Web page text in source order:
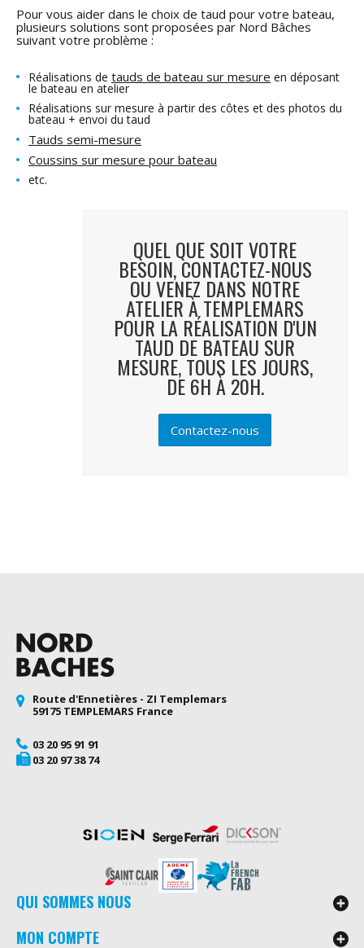
Pour vous aider dans le choix de taud pour votre bateau,
plusieurs solutions sont proposées par Nord Bâches
suivant votre problème :
Réalisations de tauds de bateau sur mesure en déposant
le bateau en atelier
Réalisations sur mesure à partir des côtes et des photos du
bateau + envoi du taud
Tauds semi-mesure
Coussins sur mesure pour bateau
etc.
QUEL QUE SOIT VOTRE
BESOIN, CONTACTEZ-NOUS
OU VENEZ DANS NOTRE
ATELIER À TEMPLEMARS
POUR LA RÉALISATION D'UN
TAUD DE BATEAU SUR
MESURE, TOUS LES JOURS,
DE 6H À 20H.
Contactez-nous
Route d'Ennetières - ZI Templemars
59175 TEMPLEMARS France
03 20 95 91 91
03 20 97 38 74
QUI SOMMES NOUS
MON COMPTE